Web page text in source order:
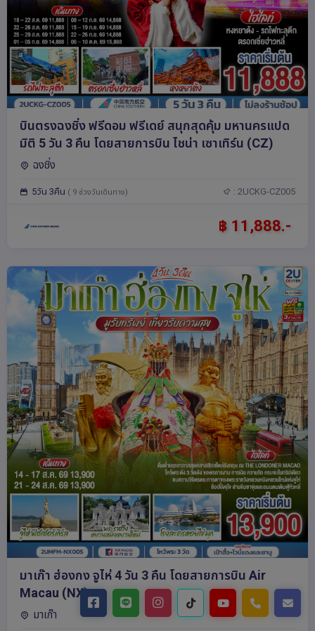
บินตรงฉงชิ่ง ฟรีดอม ฟรีเดย์ สนุกสุดคุ้ม มหานครแปด
มิติ 5 วัน 3 คืน โดยสายการบิน ไชน่า เซาเทิร์น (CZ)
ฉงชิ่ง
5วัน 3คืน ( 9 ช่วงวันเดินทาง) : 2UCKG-CZ005
฿ 11,888.-
มาเก๊า ฮ่องกง จูไห่ 4 วัน 3 คืน โดยสายการบิน Air
Macau (NX)
มาเก๊า